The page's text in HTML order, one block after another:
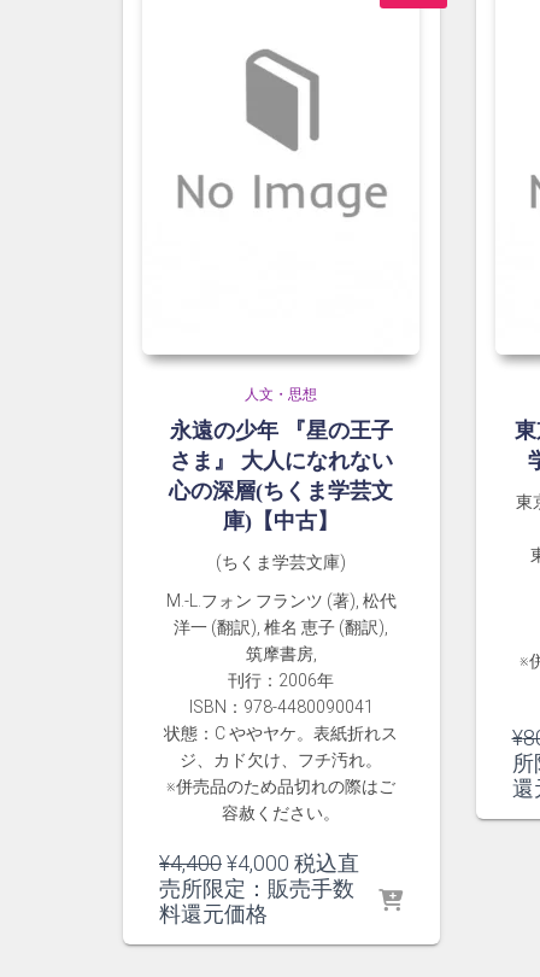
人文・思想
永遠の少年 『星の王子
さま』 大人になれない
心の深層(ちくま学芸文
庫)【中古】
(ちくま学芸文庫)
M.‐L.フォン フランツ (著), 松代
洋一 (翻訳), 椎名 恵子 (翻訳),
筑摩書房,
刊行：2006年
ISBN：978-4480090041
状態：C ややヤケ。表紙折れス
ジ、カド欠け、フチ汚れ。
※併売品のため品切れの際はご
容赦ください。
¥4,400元
の
価
¥4,000 現
在
税込直
売所限定：販売手数
料還元価格
東
※
¥
還